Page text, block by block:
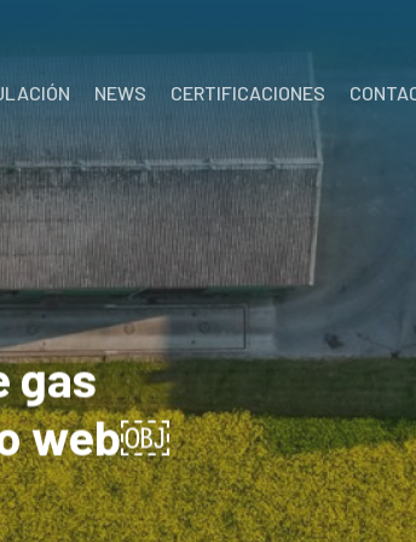
NEWS CERTIFICACIONES
gas
web￼